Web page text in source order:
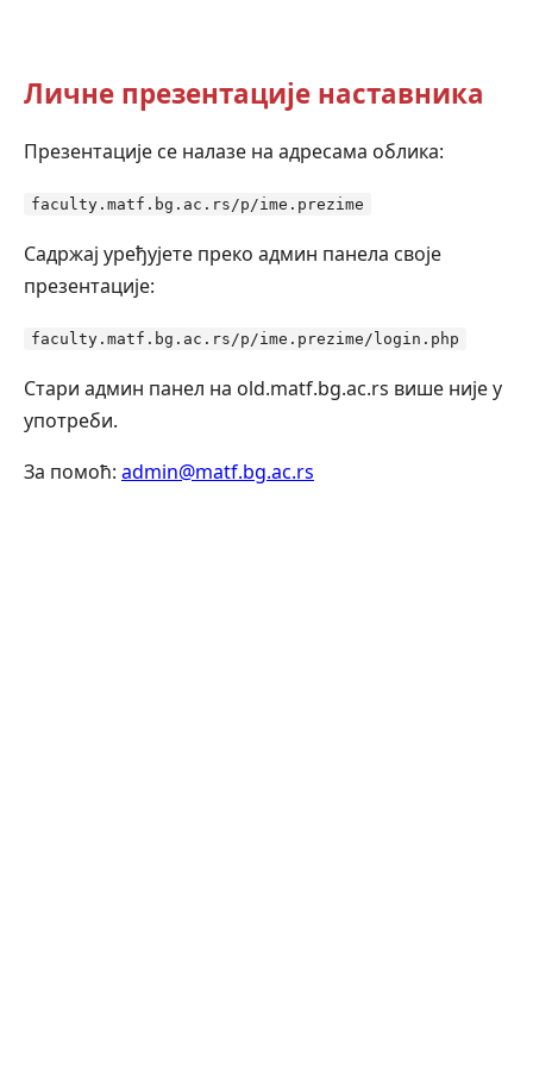
Личне презентације наставника
Презентације се налазе на адресама облика:
faculty.matf.bg.ac.rs/p/ime.prezime
Садржај уређујете преко админ панела своје
презентације:
faculty.matf.bg.ac.rs/p/ime.prezime/login.php
Стари админ панел на old.matf.bg.ac.rs више није у
употреби.
За помоћ: admin@matf.bg.ac.rs